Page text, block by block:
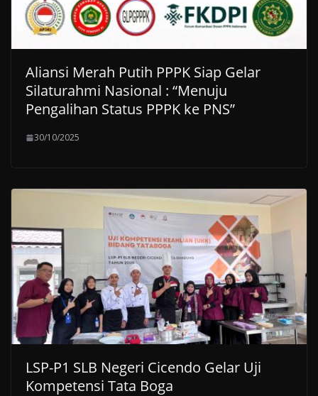
Aliansi Merah Putih PPPK Siap Gelar
Silaturahmi Nasional : “Menuju
Pengalihan Status PPPK ke PNS”
30/10/2025
LSP-P1 SLB Negeri Cicendo Gelar Uji
Kompetensi Tata Boga